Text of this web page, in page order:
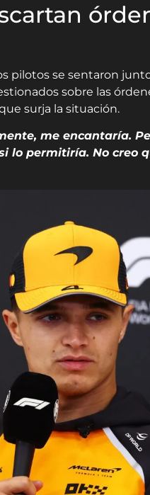
pilotos se sentaron
sobre las
surja la situación.
me encantaría.
lo permitiría. No creo